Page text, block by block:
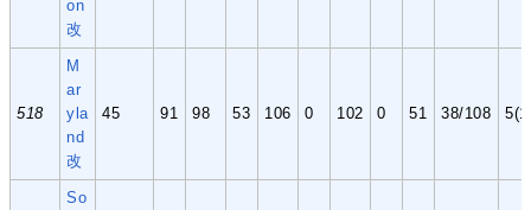
on
改
518
M
ar
yla
nd
改
45 91 98 53 106 0 102 0 51 38/108
So